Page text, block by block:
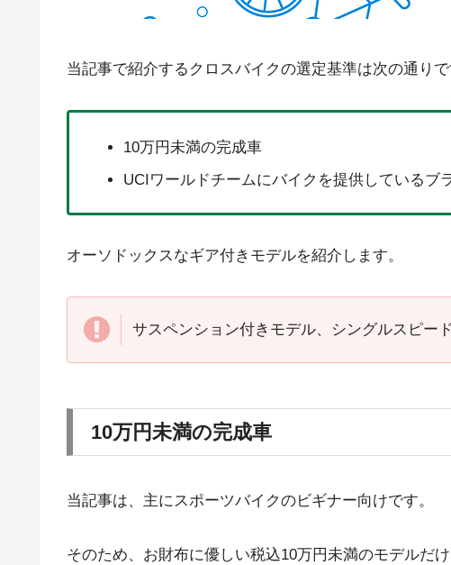
当記事で紹介するクロスバイクの選定基準は次の通りで
10万円未満の完成車
UCIワールドチームにバイクを提供しているブ
オーソドックスなギア付きモデルを紹介します。
サスペンション付きモデル、シングルスピー
10万円未満の完成車
当記事は、主にスポーツバイクのビギナー向けです。
そのため、お財布に優しい税込10万円未満のモデルだけ